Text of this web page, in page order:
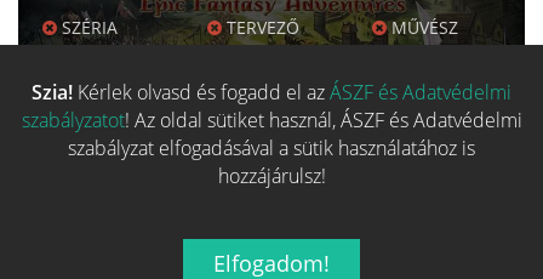
SZÉRIA TERVEZŐ MŰVÉSZ
Fő kategória egyezés 100%
Család egyezés 27%
Szia! Kérlek olvasd és fogadd el azÁSZF és Adatvédelmi
szabályzatot! Az oldal sütiket használ, ÁSZF és Adatvédelmi
szabályzat elfogadásával a sütik használatához is
hozzájárulsz!
Elfogadom!